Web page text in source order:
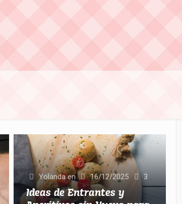
Yolanda en 16/12/2025 3
Ideas de Entrantes y